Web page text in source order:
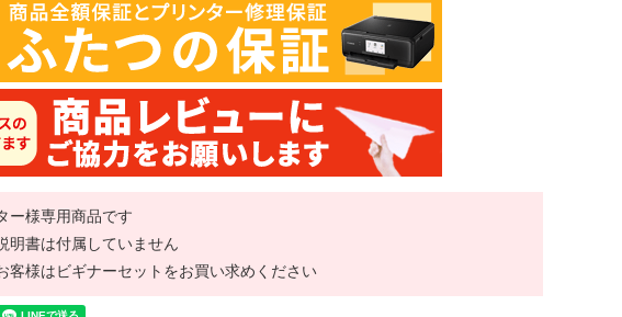
ー様専用商品です
明書は付属していません
客様はビギナーセットをお買い求めください